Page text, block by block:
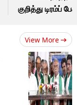
குறித்து டிரம்ப்
View More